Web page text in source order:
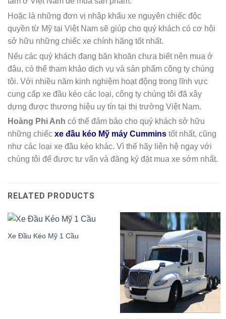
Hoặc là những đơn vị nhập khẩu xe nguyên chiếc độc
quyền từ Mỹ tại Việt Nam sẽ giúp cho quý khách có cơ hội
sở hữu những chiếc xe chính hãng tốt nhất.
Nếu các quý khách đang băn khoăn chưa biết nên mua ở
đâu, có thể tham khảo dịch vụ và sản phẩm công ty chúng
tôi. Với nhiều năm kinh nghiệm hoạt động trong lĩnh vực
cung cấp xe đầu kéo các loại, công ty chúng tôi đã xây
dựng được thương hiệu uy tín tại thị trường Việt Nam.
Hoàng Phi Anh có thể đảm bảo cho quý khách sở hữu
những chiếc xe đầu kéo Mỹ máy Cummins tốt nhất, cũng
như các loại xe đầu kéo khác. Vì thế hãy liên hệ ngay với
chúng tôi để được tư vấn và đăng ký đặt mua xe sớm nhất.
RELATED PRODUCTS
Xe Đầu Kéo Mỹ 1 Cầu